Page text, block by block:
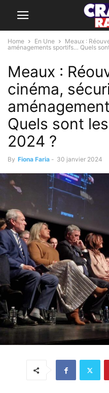
Home En Une
Meaux :
aménagements sportifs… Quels
Meaux :
cinéma,
Quels sont
2024 ?
By Fiona Faria - 30 janvier 2024